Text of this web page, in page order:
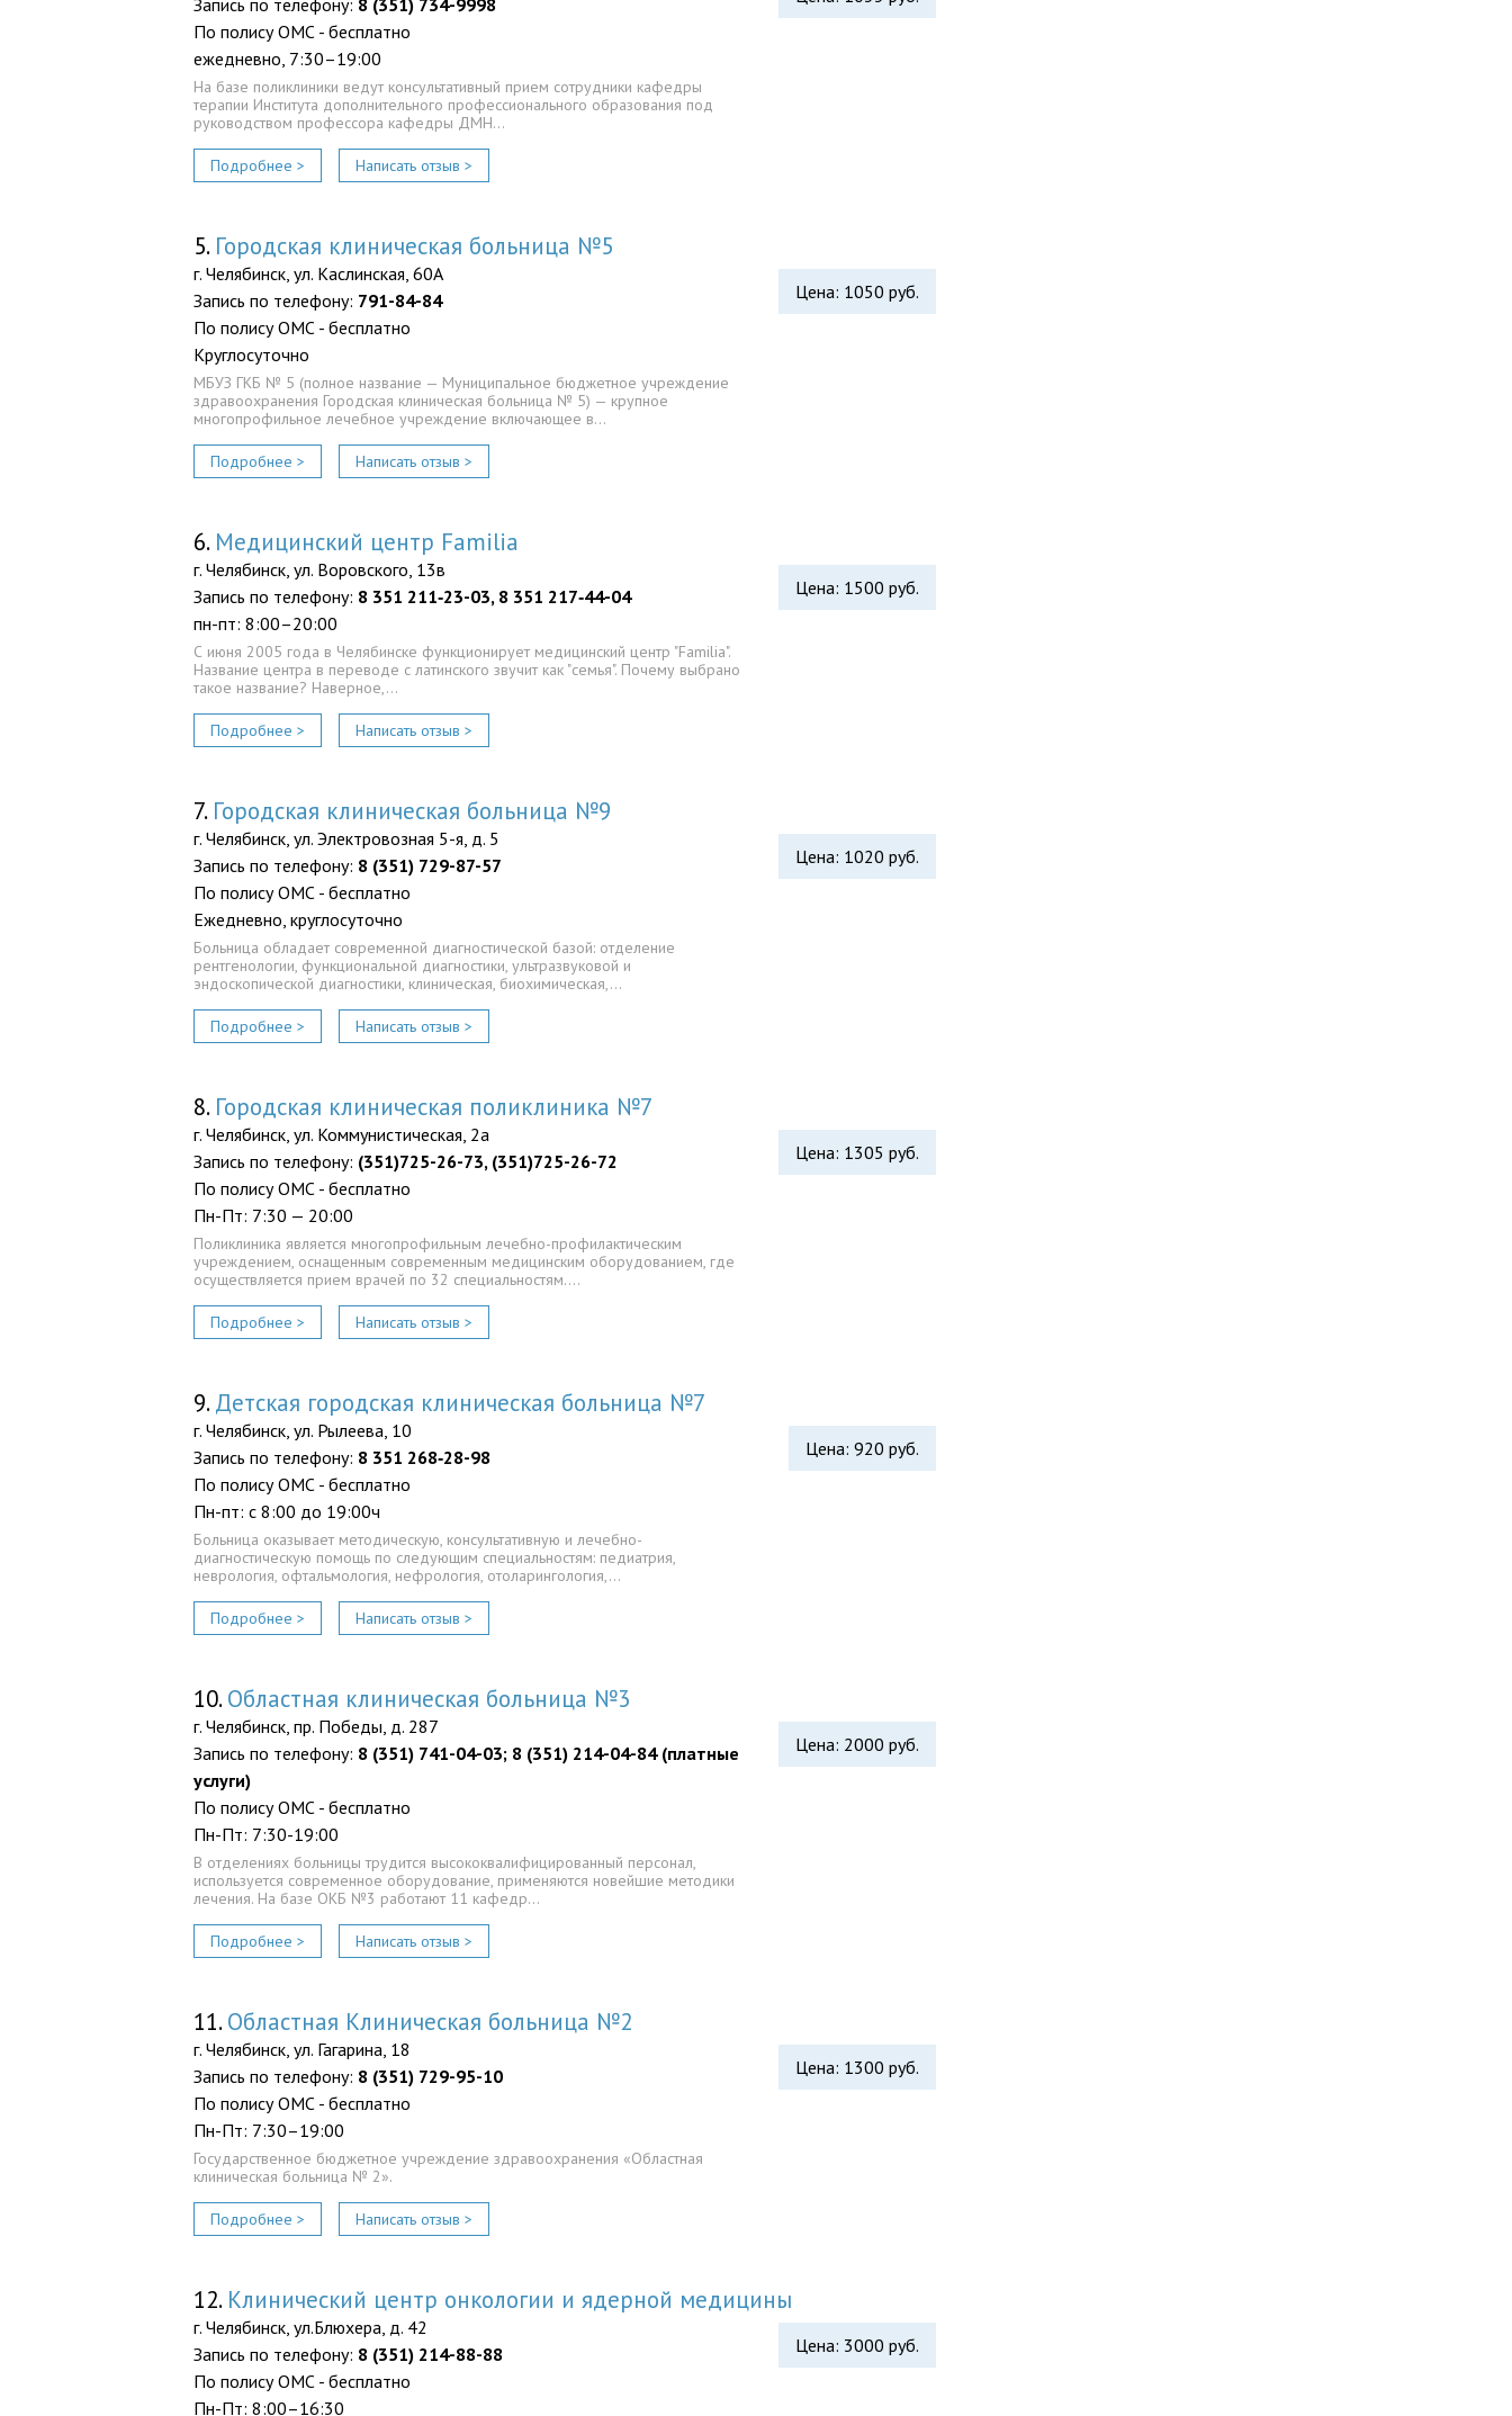
Запись по телефону: 8 (351) 734-9998
По полису ОМС - бесплатно
ежедневно, 7:30–19:00
На базе поликлиники ведут консультативный прием сотрудники кафедры
терапии Института дополнительного профессионального образования под
руководством профессора кафедры ДМН…
Подробнее > Написать отзыв >
5. Городская клиническая больница №5
Цена: 1050 руб.
г. Челябинск, ул. Каслинская, 60А
Запись по телефону: 791-84-84
По полису ОМС - бесплатно
Круглосуточно
МБУЗ ГКБ № 5 (полное название — Муниципальное бюджетное учреждение
здравоохранения Городская клиническая больница № 5) — крупное
многопрофильное лечебное учреждение включающее в…
Подробнее > Написать отзыв >
6. Медицинский центр Familia
Цена: 1500 руб.
г. Челябинск, ул. Воровского, 13в
Запись по телефону: 8 351 211‑23-03, 8 351 217‑44-04
пн-пт: 8:00–20:00
С июня 2005 года в Челябинске функционирует медицинский центр "Familia".
Название центра в переводе с латинского звучит как "семья". Почему выбрано
такое название? Наверное,…
Подробнее > Написать отзыв >
7. Городская клиническая больница №9
Цена: 1020 руб.
г. Челябинск, ул. Электровозная 5-я, д. 5
Запись по телефону: 8 (351) 729-87-57
По полису ОМС - бесплатно
Ежедневно, круглосуточно
Больница обладает современной диагностической базой: отделение
рентгенологии, функциональной диагностики, ультразвуковой и
эндоскопической диагностики, клиническая, биохимическая,…
Подробнее > Написать отзыв >
8. Городская клиническая поликлиника №7
Цена: 1305 руб.
г. Челябинск, ул. Коммунистическая, 2а
Запись по телефону: (351)725-26-73, (351)725-26-72
По полису ОМС - бесплатно
Пн-Пт: 7:30 — 20:00
Поликлиника является многопрофильным лечебно-профилактическим
учреждением, оснащенным современным медицинским оборудованием, где
осуществляется прием врачей по 32 специальностям.…
Подробнее > Написать отзыв >
9.Детская городская клиническая больница №7
Цена: 920 руб.
г. Челябинск, ул. Рылеева, 10
Запись по телефону: 8 351 268‑28-98
По полису ОМС - бесплатно
Пн-пт: с 8:00 до 19:00ч
Больница оказывает методическую, консультативную и лечебно-
диагностическую помощь по следующим специальностям: педиатрия,
неврология, офтальмология, нефрология, отоларингология,…
Подробнее > Написать отзыв >
10.Областная клиническая больница №3
Цена: 2000 руб.
г. Челябинск, пр. Победы, д. 287
Запись по телефону: 8 (351) 741-04-03; 8 (351) 214-04-84 (платные
услуги)
По полису ОМС - бесплатно
Пн-Пт: 7:30-19:00
В отделениях больницы трудится высококвалифицированный персонал,
используется современное оборудование, применяются новейшие методики
лечения. На базе ОКБ №3 работают 11 кафедр…
Подробнее > Написать отзыв >
11.Областная Клиническая больница №2
Цена: 1300 руб.
г. Челябинск, ул. Гагарина, 18
Запись по телефону: 8 (351) 729-95-10
По полису ОМС - бесплатно
Пн-Пт: 7:30–19:00
Государственное бюджетное учреждение здравоохранения «Областная
клиническая больница № 2».
Подробнее > Написать отзыв >
12. Клинический центр онкологии и ядерной медицины
Цена: 3000 руб.
г. Челябинск, ул.Блюхера, д. 42
Запись по телефону: 8 (351) 214-88-88
По полису ОМС - бесплатно
Пн-Пт: 8:00–16:30